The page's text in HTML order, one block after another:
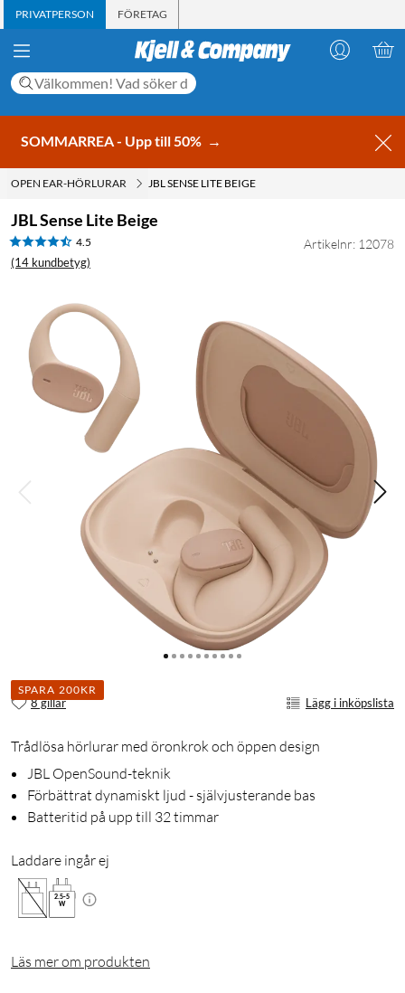
PRIVATPERSON FÖRETAG
SOMMARREA - Upp till 50% →
OPEN EAR-HÖRLURAR JBL SENSE LITE BEIGE
JBL Sense Lite Beige
4.5
(14 kundbetyg)
Artikelnr: 12078
SPARA 200KR
8 gillar Lägg i inköpslista
Trådlösa hörlurar med öronkrok och öppen design
JBL OpenSound-teknik
Förbättrat dynamiskt ljud - självjusterande bas
Batteritid på upp till 32 timmar
Laddare ingår ej
2.5-5
W
Läs mer om produkten